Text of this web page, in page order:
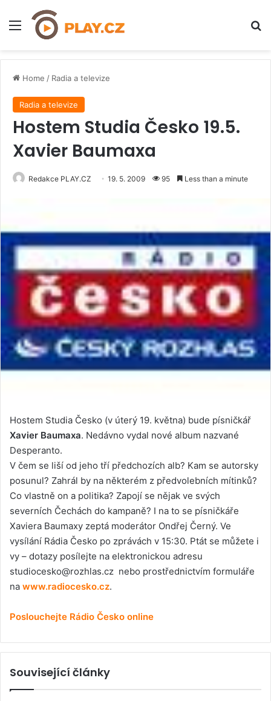
Menu
Home / Radia a televize
Radia a televize
Hostem Studia Česko 19.5.
Xavier Baumaxa
Redakce PLAY.CZ 19. 5. 2009 95 Less than a minute
Hostem Studia Česko (v úterý 19. května) bude písničkář
Xavier Baumaxa. Nedávno vydal nové album nazvané
Desperanto.
V čem se liší od jeho tří předchozích alb? Kam se autorsky
posunul? Zahrál by na některém z předvolebních mítinků?
Co vlastně on a politika? Zapojí se nějak ve svých
severních Čechách do kampaně? I na to se písničkáře
Xaviera Baumaxy zeptá moderátor Ondřej Černý. Ve
vysílání Rádia Česko po zprávách v 15:30. Ptát se můžete i
vy – dotazy posílejte na elektronickou adresu
studiocesko@rozhlas.cz nebo prostřednictvím formuláře
na www.radiocesko.cz.
Poslouchejte Rádio Česko online
Související články